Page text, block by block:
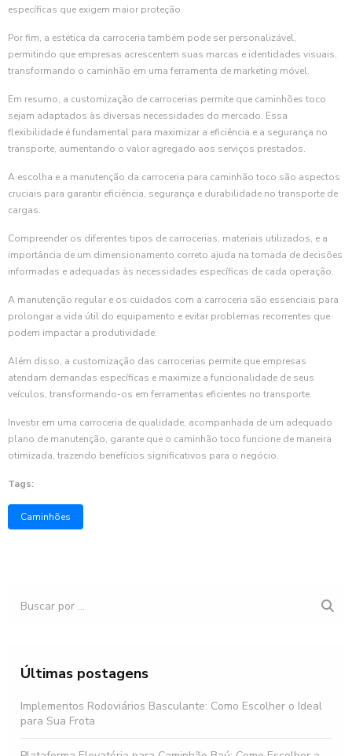
específicas que exigem maior proteção.
Por fim, a estética da carroceria também pode ser personalizável,
permitindo que empresas acrescentem suas marcas e identidades visuais,
transformando o caminhão em uma ferramenta de marketing móvel.
Em resumo, a customização de carrocerias permite que caminhões toco
sejam adaptados às diversas necessidades do mercado. Essa
flexibilidade é fundamental para maximizar a eficiência e a segurança no
transporte, aumentando o valor agregado aos serviços prestados.
A escolha e a manutenção da carroceria para caminhão toco são aspectos
cruciais para garantir eficiência, segurança e durabilidade no transporte de
cargas.
Compreender os diferentes tipos de carrocerias, materiais utilizados, e a
importância de um dimensionamento correto ajuda na tomada de decisões
informadas e adequadas às necessidades específicas de cada operação.
A manutenção regular e os cuidados com a carroceria são essenciais para
prolongar a vida útil do equipamento e evitar problemas recorrentes que
podem impactar a produtividade.
Além disso, a customização das carrocerias permite que empresas
atendam demandas específicas e maximize a funcionalidade de seus
veículos, transformando-os em ferramentas eficientes no transporte.
Investir em uma carroceria de qualidade, acompanhada de um adequado
plano de manutenção, garante que o caminhão toco funcione de maneira
otimizada, trazendo benefícios significativos para o negócio.
Tags:
Caminhões
Últimas postagens
Implementos Rodoviários Basculante: Como Escolher o Ideal
para Sua Frota